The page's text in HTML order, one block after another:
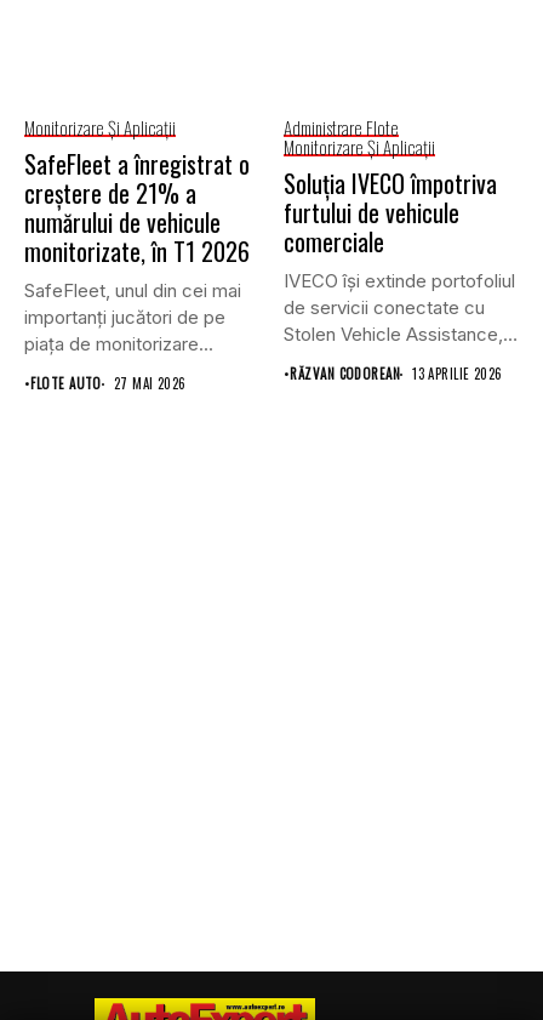
Monitorizare Și Aplicații
SafeFleet a înregistrat o
creștere de 21% a
numărului de vehicule
monitorizate, în T1 2026
SafeFleet, unul din cei mai
importanți jucători de pe
piața de monitorizare...
•FLOTE AUTO 27 MAI 2026
Administrare Flote
Monitorizare Și Aplicații
Soluția IVECO împotriva
furtului de vehicule
comerciale
IVECO își extinde portofoliul
de servicii conectate cu
Stolen Vehicle Assistance,
o...
•RĂZVAN CODOREAN 13 APRILIE 2026